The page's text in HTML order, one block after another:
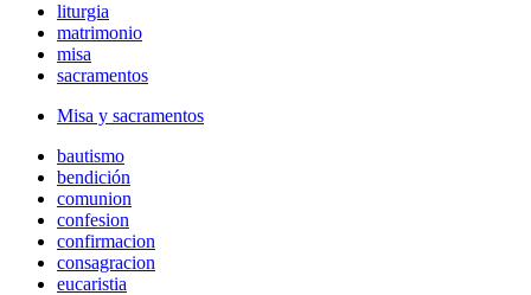
liturgia
matrimonio
misa
sacramentos
Misa y sacramentos
bautismo
bendición
comunion
confesion
confirmacion
consagracion
eucaristia